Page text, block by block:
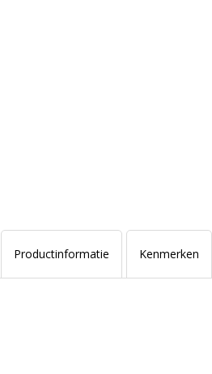
Productinformatie Kenmerken